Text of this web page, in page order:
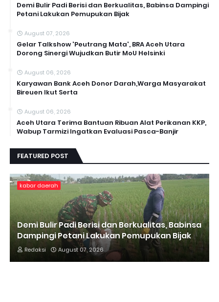
Demi Bulir Padi Berisi dan Berkualitas, Babinsa Dampingi
Petani Lakukan Pemupukan Bijak
August 07, 2026
Gelar Talkshow 'Peutrang Mata', BRA Aceh Utara
Dorong Sinergi Wujudkan Butir MoU Helsinki
August 06, 2026
Karyawan Bank Aceh Donor Darah,Warga Masyarakat
Bireuen Ikut Serta
August 06, 2026
Aceh Utara Terima Bantuan Ribuan Alat Perikanan KKP,
Wabup Tarmizi Ingatkan Evaluasi Pasca-Banjir
FEATURED POST
kabar daerah
Demi Bulir Padi Berisi dan Berkualitas, Babinsa
Dampingi Petani Lakukan Pemupukan Bijak
Redaksi August 07, 2026